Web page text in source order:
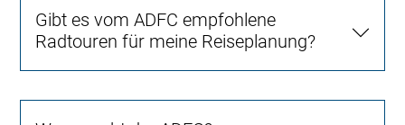
Gibt es vom ADFC empfohlene
Radtouren für meine Reiseplanung?